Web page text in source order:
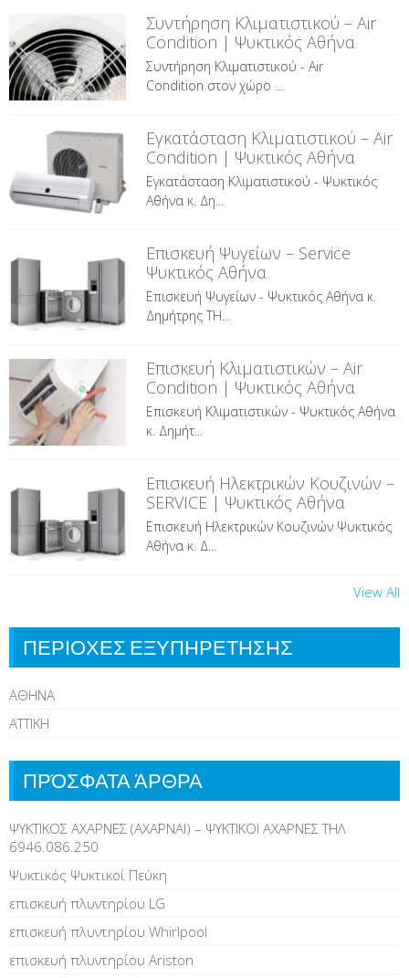
Συντήρηση Κλιματιστικού – Air
Condition | Ψυκτικός Αθήνα
Συντήρηση Κλιματιστικού - Air
Condition στον χώρο ...
Εγκατάσταση Κλιματιστικού – Air
Condition | Ψυκτικός Αθήνα
Εγκατάσταση Κλιματιστικού - Ψυκτικός
Αθήνα κ. Δη...
Επισκευή Ψυγείων – Service
Ψυκτικός Αθήνα
Επισκευή Ψυγείων - Ψυκτικός Αθήνα κ.
Δημήτρης ΤΗ...
Επισκευή Κλιματιστικών – Air
Condition | Ψυκτικός Αθήνα
Επισκευή Κλιματιστικών - Ψυκτικός Αθήνα
κ. Δημήτ...
Επισκευή Ηλεκτρικών Κουζινών –
SERVICE | Ψυκτικός Αθήνα
Επισκευή Ηλεκτρικών Κουζινών Ψυκτικός
Αθήνα κ. Δ...
View All
ΠΕΡΙΟΧΕΣ ΕΞΥΠΗΡΕΤΗΣΗΣ
ΑΘΗΝΑ
ΑΤΤΙΚΗ
ΠΡΌΣΦΑΤΑ ΆΡΘΡΑ
ΨΥΚΤΙΚΟΣ ΑΧΑΡΝΕΣ (ΑΧΑΡΝΑΙ) – ΨΥΚΤΙΚΟΙ ΑΧΑΡΝΕΣ ΤΗΛ
6946.086.250
Ψυκτικός Ψυκτικοί Πεύκη
επισκευή πλυντηρίου LG
επισκευή πλυντηρίου Whirlpool
επισκευή πλυντηρίου Ariston